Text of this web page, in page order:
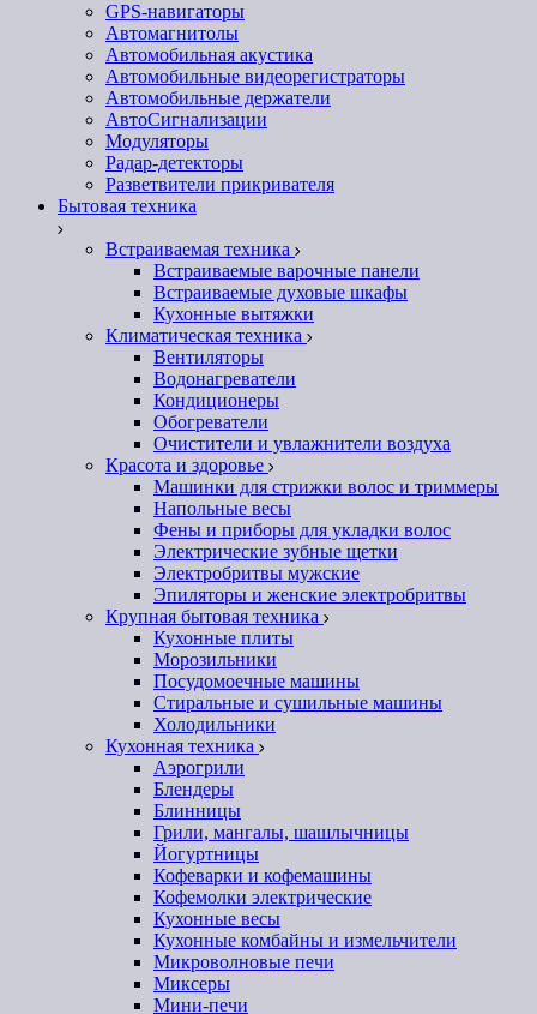
GPS-навигаторы
Автомагнитолы
Автомобильная акустика
Автомобильные видеорегистраторы
Автомобильные держатели
АвтоСигнализации
Модуляторы
Радар-детекторы
Разветвители прикривателя
Бытовая техника
Встраиваемая техника
Встраиваемые варочные панели
Встраиваемые духовые шкафы
Кухонные вытяжки
Климатическая техника
Вентиляторы
Водонагреватели
Кондиционеры
Обогреватели
Очистители и увлажнители воздуха
Красота и здоровье
Машинки для стрижки волос и триммеры
Напольные весы
Фены и приборы для укладки волос
Электрические зубные щетки
Электробритвы мужские
Эпиляторы и женские электробритвы
Крупная бытовая техника
Кухонные плиты
Морозильники
Посудомоечные машины
Стиральные и сушильные машины
Холодильники
Кухонная техника
Аэрогрили
Блендеры
Блинницы
Грили, мангалы, шашлычницы
Йогуртницы
Кофеварки и кофемашины
Кофемолки электрические
Кухонные весы
Кухонные комбайны и измельчители
Микроволновые печи
Миксеры
Мини-печи